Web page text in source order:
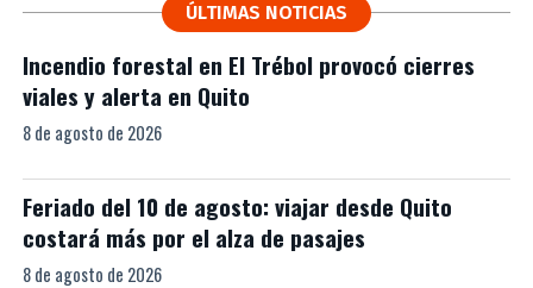
ÚLTIMAS NOTICIAS
Incendio forestal en El Trébol provocó cierres
viales y alerta en Quito
8 de agosto de 2026
Feriado del 10 de agosto: viajar desde Quito
costará más por el alza de pasajes
8 de agosto de 2026